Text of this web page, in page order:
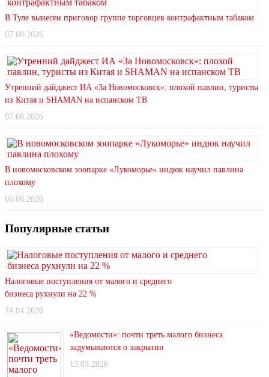
В Туле вынесен приговор группе торговцев контрафактным табаком
07.08.2026
Утренний дайджест ИА «За Новомосковск»: плохой павлин, туристы
из Китая и SHAMAN на испанском ТВ
07.08.2026
В новомосковском зоопарке «Лукоморье» индюк научил павлина
плохому
06.08.2026
Популярные статьи
Налоговые поступления от малого и среднего
бизнеса рухнули на 22 %
24.04.2026
«Ведомости»: почти треть малого бизнеса
задумываются о закрытии
13.03.2026